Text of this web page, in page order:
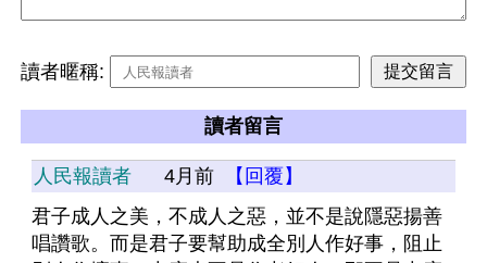
讀者暱稱:
讀者留言
人民報讀者 4月前
【回覆】
君子成人之美，不成人之惡，並不是說隱惡揚善
唱讚歌。而是君子要幫助成全別人作好事，阻止